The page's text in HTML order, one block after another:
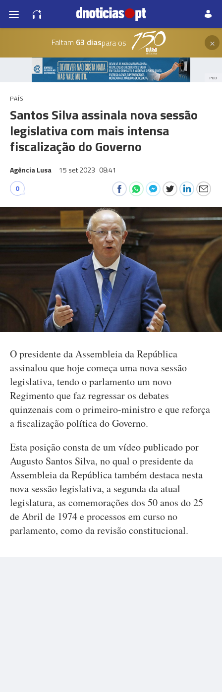
Faltam 63 diaspara os ×
PUB
PAÍS
Santos Silva assinala nova sessão
legislativa com mais intensa
fiscalização do Governo
Agência Lusa 15 set 2023 08:41
0
O presidente da Assembleia da República
assinalou que hoje começa uma nova sessão
legislativa, tendo o parlamento um novo
Regimento que faz regressar os debates
quinzenais com o primeiro-ministro e que reforça
a fiscalização política do Governo.
Esta posição consta de um vídeo publicado por
Augusto Santos Silva, no qual o presidente da
Assembleia da República também destaca nesta
nova sessão legislativa, a segunda da atual
legislatura, as comemorações dos 50 anos do 25
de Abril de 1974 e processos em curso no
parlamento, como da revisão constitucional.